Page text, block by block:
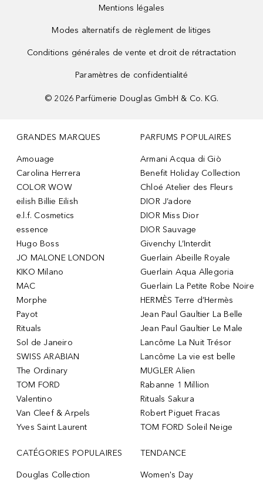
Mentions légales
Modes alternatifs de règlement de litiges
Conditions générales de vente et droit de rétractation
Paramètres de confidentialité
© 2026 Parfümerie Douglas GmbH & Co. KG.
GRANDES MARQUES
Amouage
Carolina Herrera
COLOR WOW
eilish Billie Eilish
e.l.f. Cosmetics
essence
Hugo Boss
JO MALONE LONDON
KIKO Milano
MAC
Morphe
Payot
Rituals
Sol de Janeiro
SWISS ARABIAN
The Ordinary
TOM FORD
Valentino
Van Cleef & Arpels
Yves Saint Laurent
PARFUMS POPULAIRES
Armani Acqua di Giò
Benefit Holiday Collection
Chloé Atelier des Fleurs
DIOR J’adore
DIOR Miss Dior
DIOR Sauvage
Givenchy L’Interdit
Guerlain Abeille Royale
Guerlain Aqua Allegoria
Guerlain La Petite Robe Noire
HERMÈS Terre d’Hermès
Jean Paul Gaultier La Belle
Jean Paul Gaultier Le Male
Lancôme La Nuit Trésor
Lancôme La vie est belle
MUGLER Alien
Rabanne 1 Million
Rituals Sakura
Robert Piguet Fracas
TOM FORD Soleil Neige
CATÉGORIES POPULAIRES
Douglas Collection
TENDANCE
Women's Day